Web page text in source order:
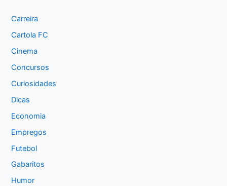
Carreira
Cartola FC
Cinema
Concursos
Curiosidades
Dicas
Economia
Empregos
Futebol
Gabaritos
Humor